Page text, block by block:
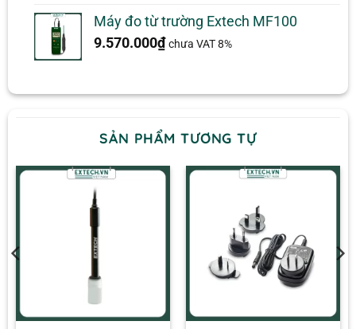
đánh giá
Máy đo từ trường Extech MF100
9.570.000₫ chưa VAT 8%
SẢN PHẨM TƯƠNG TỰ